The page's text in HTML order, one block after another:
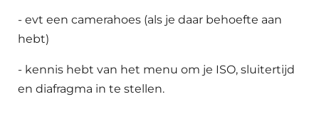
- evt een camerahoes (als je daar behoefte aan
hebt)
- kennis hebt van het menu om je ISO, sluitertijd
en diafragma in te stellen.